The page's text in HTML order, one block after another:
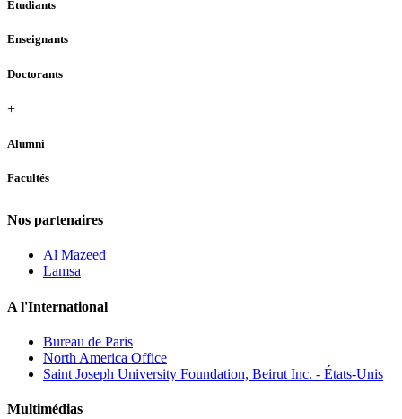
Étudiants
Enseignants
Doctorants
+
Alumni
Facultés
Nos partenaires
Al Mazeed
Lamsa
A l'International
Bureau de Paris
North America Office
Saint Joseph University Foundation, Beirut Inc. - États-Unis
Multimédias